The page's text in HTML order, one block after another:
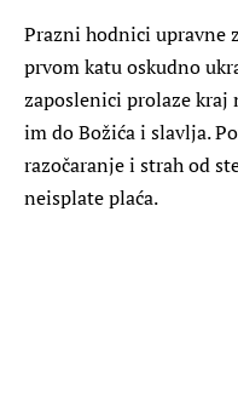
Prazni hodnici upravne
prvom katu oskudno
zaposlenici prolaze kraj
im do Božića i slavlja.
razočaranje i strah od
neisplate plaća.